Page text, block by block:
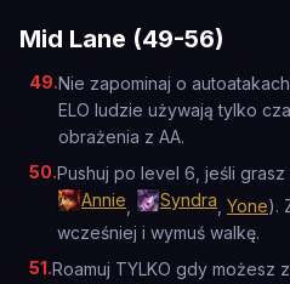
Mid Lane (49-56)
49.Nie zapominaj o
ELO ludzie używają tylko
obrażenia z AA.
50.Pushuj po level 6, jeśli
Annie
Syndra Yone).
wcześniej i wymuś walkę.
51.Roamuj TYLKO gdy możesz